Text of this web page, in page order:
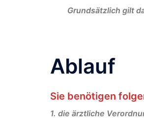
Grundsätzlich gilt
Ablauf
Sie benötigen
1. die ärztliche